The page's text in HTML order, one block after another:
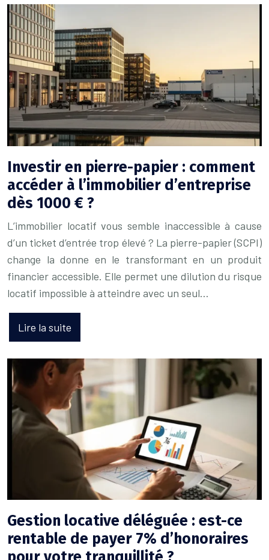
Investir en pierre-papier : comment
accéder à l’immobilier d’entreprise
dès 1000 € ?
L’immobilier locatif vous semble inaccessible à cause
d’un ticket d’entrée trop élevé ? La pierre-papier (SCPI)
change la donne en le transformant en un produit
financier accessible. Elle permet une dilution du risque
locatif impossible à atteindre avec un seul…
Lire la suite
Gestion locative déléguée : est-ce
rentable de payer 7% d’honoraires